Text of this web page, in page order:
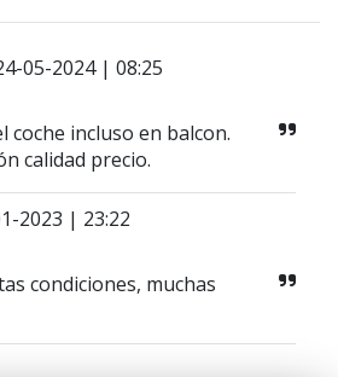
05-2024 | 08:25
coche incluso en balcon.
calidad precio.
2023 | 23:22
condiciones, muchas